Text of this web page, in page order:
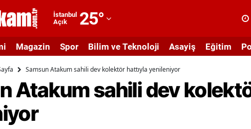
İstanbul
Açık
25°
Adıyaman
Afyonkarahisar
Ağrı
Magazin Spor Bilim ve Teknoloji Asayiş Eğitim
Samsun Atakum sahili dev kolektör hattıyla yenileniyor
Atakum sahili dev